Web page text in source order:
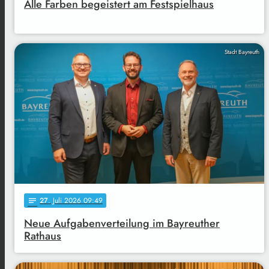
Alle Farben begeistert am Festspielhaus
Stadt Bayreuth
notes 27. Juli 2026 09:49
Neue Aufgabenverteilung im Bayreuther
Rathaus